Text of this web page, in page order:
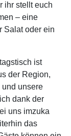
ihr stellt euch
– eine
Salat oder ein
ist
der Region,
unsere
dank der
uns imzuka
das